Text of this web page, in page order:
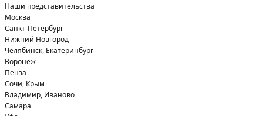
Наши представительства
Москва
Санкт-Петербург
Нижний Новгород
Челябинск, Екатеринбург
Воронеж
Пенза
Сочи, Крым
Владимир, Иваново
Самара